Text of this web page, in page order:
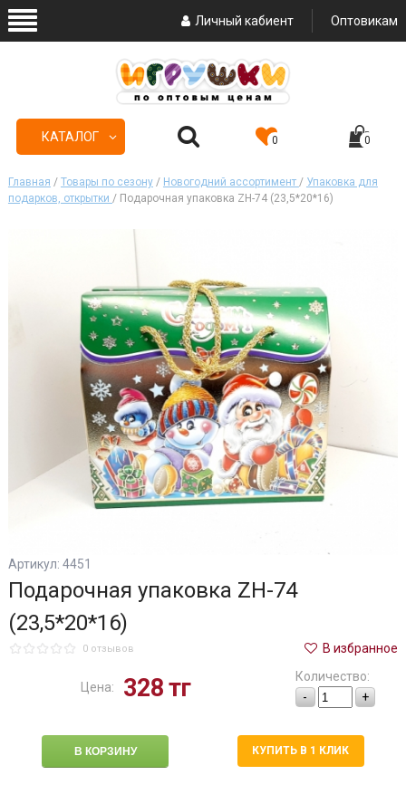
Личный кабиент Оптовикам
КАТАЛОГ 0 0
Главная / Товары по сезону/ Новогодний ассортимент / Упаковка для
подарков, открытки / Подарочная упаковка ZH-74 (23,5*20*16)
Артикул: 4451
Подарочная упаковка ZH-74
(23,5*20*16)
0 отзывов В избранное
Цена: 328тг
Количество:
-
+
КУПИТЬ В 1 КЛИК